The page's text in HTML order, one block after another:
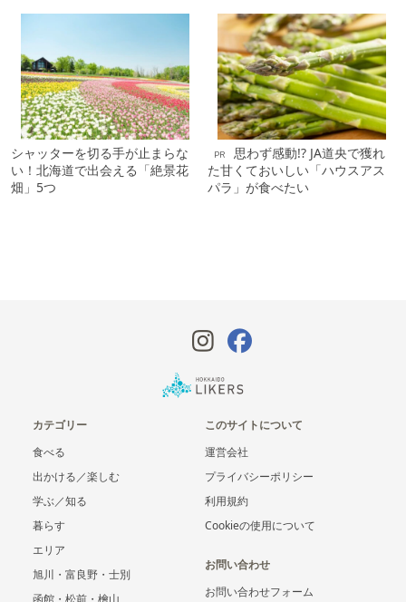
シャッターを切る手が止まらな
い！北海道で出会える「絶景花
畑」5つ
PR
思わず感動!? JA道央で獲れ
た甘くておいしい「ハウスアス
パラ」が食べたい
カテゴリー
食べる
出かける／楽しむ
学ぶ／知る
暮らす
エリア
旭川・富良野・士別
函館・松前・檜山
このサイトについて
運営会社
プライバシーポリシー
利用規約
Cookieの使用について
お問い合わせ
お問い合わせフォーム